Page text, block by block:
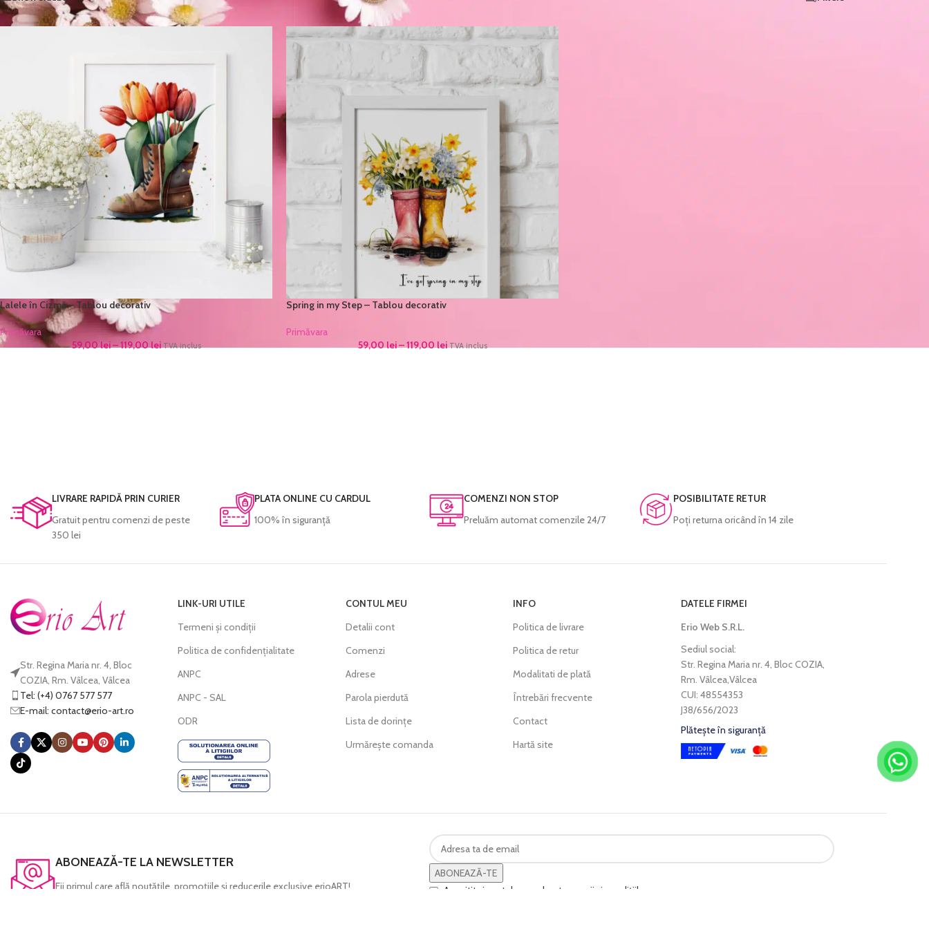
Lalele în Cizmă – Tablou decorativ
Primăvara
59,00lei–119,00lei TVA inclus
Spring in my Step – Tablou decorativ
Primăvara
59,00lei–119,00lei TVA inclus
LIVRARE RAPIDĂ PRIN CURIER
Gratuit pentru comenzi de peste
350 lei
PLATA ONLINE CU CARDUL
100% în siguranță
COMENZI NON STOP
Preluăm automat comenzile 24/7
POSIBILITATE RETUR
Poţi returna oricând în 14 zile
Str. Regina Maria nr. 4, Bloc
COZIA, Rm. Vâlcea, Vâlcea
Tel: (+4) 0767 577 577
E-mail:
or.tra-oire
@tcatnoc
LINK-URI UTILE
Termeni și condiții
Politica de confidențialitate
ANPC
ANPC - SAL
ODR
CONTUL MEU
Detalii cont
Comenzi
Adrese
Parola pierdută
Lista de dorințe
Urmărește comanda
INFO
Politica de livrare
Politica de retur
Modalitati de plată
Întrebări frecvente
Contact
Hartă site
DATELE FIRMEI
Erio Web S.R.L.
Sediul social:
Str. Regina Maria nr. 4, Bloc COZIA,
Rm. Vâlcea,Vâlcea
CUI: 48554353
J38/656/2023
Plătește în siguranță
ABONEAZĂ-TE LA NEWSLETTER
Fii primul care află noutăţile, promoţiile şi reducerile exclusive erioART!
ABONEAZĂ-TE
Am citit și sunt de acord cu termenii și condițiile